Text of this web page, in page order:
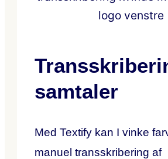
samtaler
Med Textify kan I vinke
manuel transskribering af